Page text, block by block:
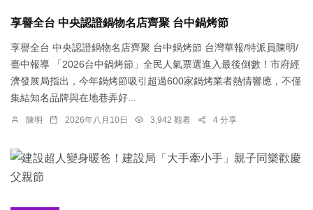
享譽全台 中央認證鍋物名店齊聚 台中鍋烤節
享譽全台 中央認證鍋物名店齊聚 台中鍋烤節 台灣華報/特派員陳明/
臺中報導 「2026台中鍋烤節」全民人氣票選進入最後倒數！市府經
濟發展局指出，今年鍋烤節吸引超過600家鍋烤業者熱情響應，不僅
集結知名品牌與在地巷弄好...
陳明 2026年八月10日 3,942 觀看 4 分享